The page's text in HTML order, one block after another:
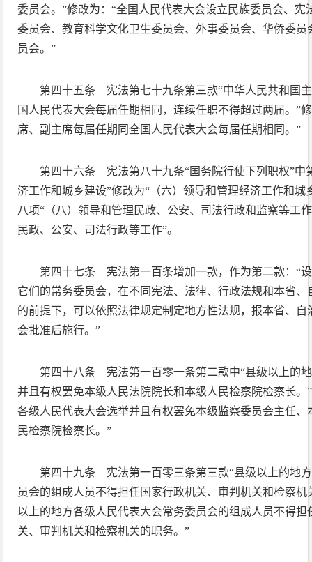
委员会。”修改为：“全国人民代表大会设立民族委员会、宪
委员会、教育科学文化卫生委员会、外事委员会、华侨委
员会。”
第四十五条 宪法第七十九条第三款“中华人民共和国
国人民代表大会每届任期相同，连续任职不得超过两届。”
席、副主席每届任期同全国人民代表大会每届任期相同。”
第四十六条 宪法第八十九条“国务院行使下列职权”中
济工作和城乡建设”修改为“（六）领导和管理经济工作和城
八项“（八）领导和管理民政、公安、司法行政和监察等工
民政、公安、司法行政等工作”。
第四十七条 宪法第一百条增加一款，作为第二款：“
它们的常务委员会，在不同宪法、法律、行政法规和本省
的前提下，可以依照法律规定制定地方性法规，报本省、
会批准后施行。”
第四十八条 宪法第一百零一条第二款中“县级以上的
并且有权罢免本级人民法院院长和本级人民检察院检察长。
各级人民代表大会选举并且有权罢免本级监察委员会主任
民检察院检察长。”
第四十九条 宪法第一百零三条第三款“县级以上的地
员会的组成人员不得担任国家行政机关、审判机关和检察机
以上的地方各级人民代表大会常务委员会的组成人员不得
关、审判机关和检察机关的职务。”